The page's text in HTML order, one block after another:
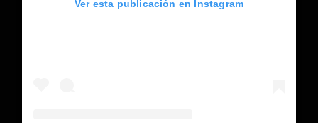
Ver esta publicación en Instagram